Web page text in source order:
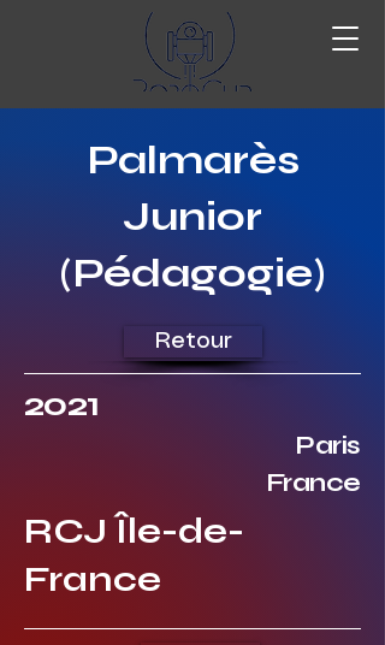
Palmarès
Junior
(Pédagogie)
Retour
2021
Paris
France
RCJ Île-de-
France